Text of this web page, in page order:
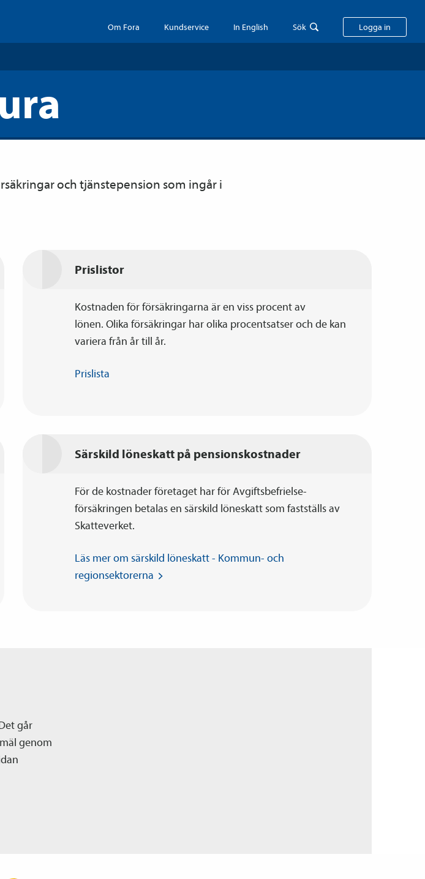
Om Fora Kundservice In English Sök Logga in
och tjänste­pension som ingår i
Prislistor
Kostnaden för försäkringarna är en viss procent av
lönen. Olika försäkringar har olika procentsatser och de kan
variera från år till år.
Prislista
Särskild löneskatt på pensions­kostnader
För de kostnader företaget har för Avgiftsbefrielse­
försäkringen betalas en särskild löneskatt som fastställs av
Skatteverket.
Läs mer om särskild löneskatt - Kommun- och
regionsektorerna
går
genom